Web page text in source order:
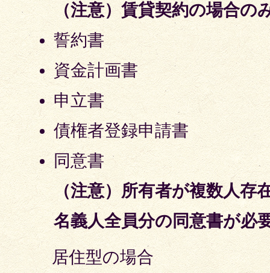
（注意）賃貸契約の場合の
誓約書
資金計画書
申立書
債権者登録申請書
同意書
（注意）所有者が複数人存
名義人全員分の同意書が必
居住型の場合